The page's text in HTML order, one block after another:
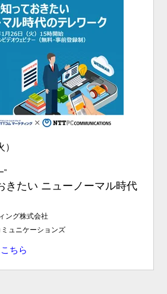
"
きたい ニューノーマル時代
ング株式会社
ニケーションズ
ちら